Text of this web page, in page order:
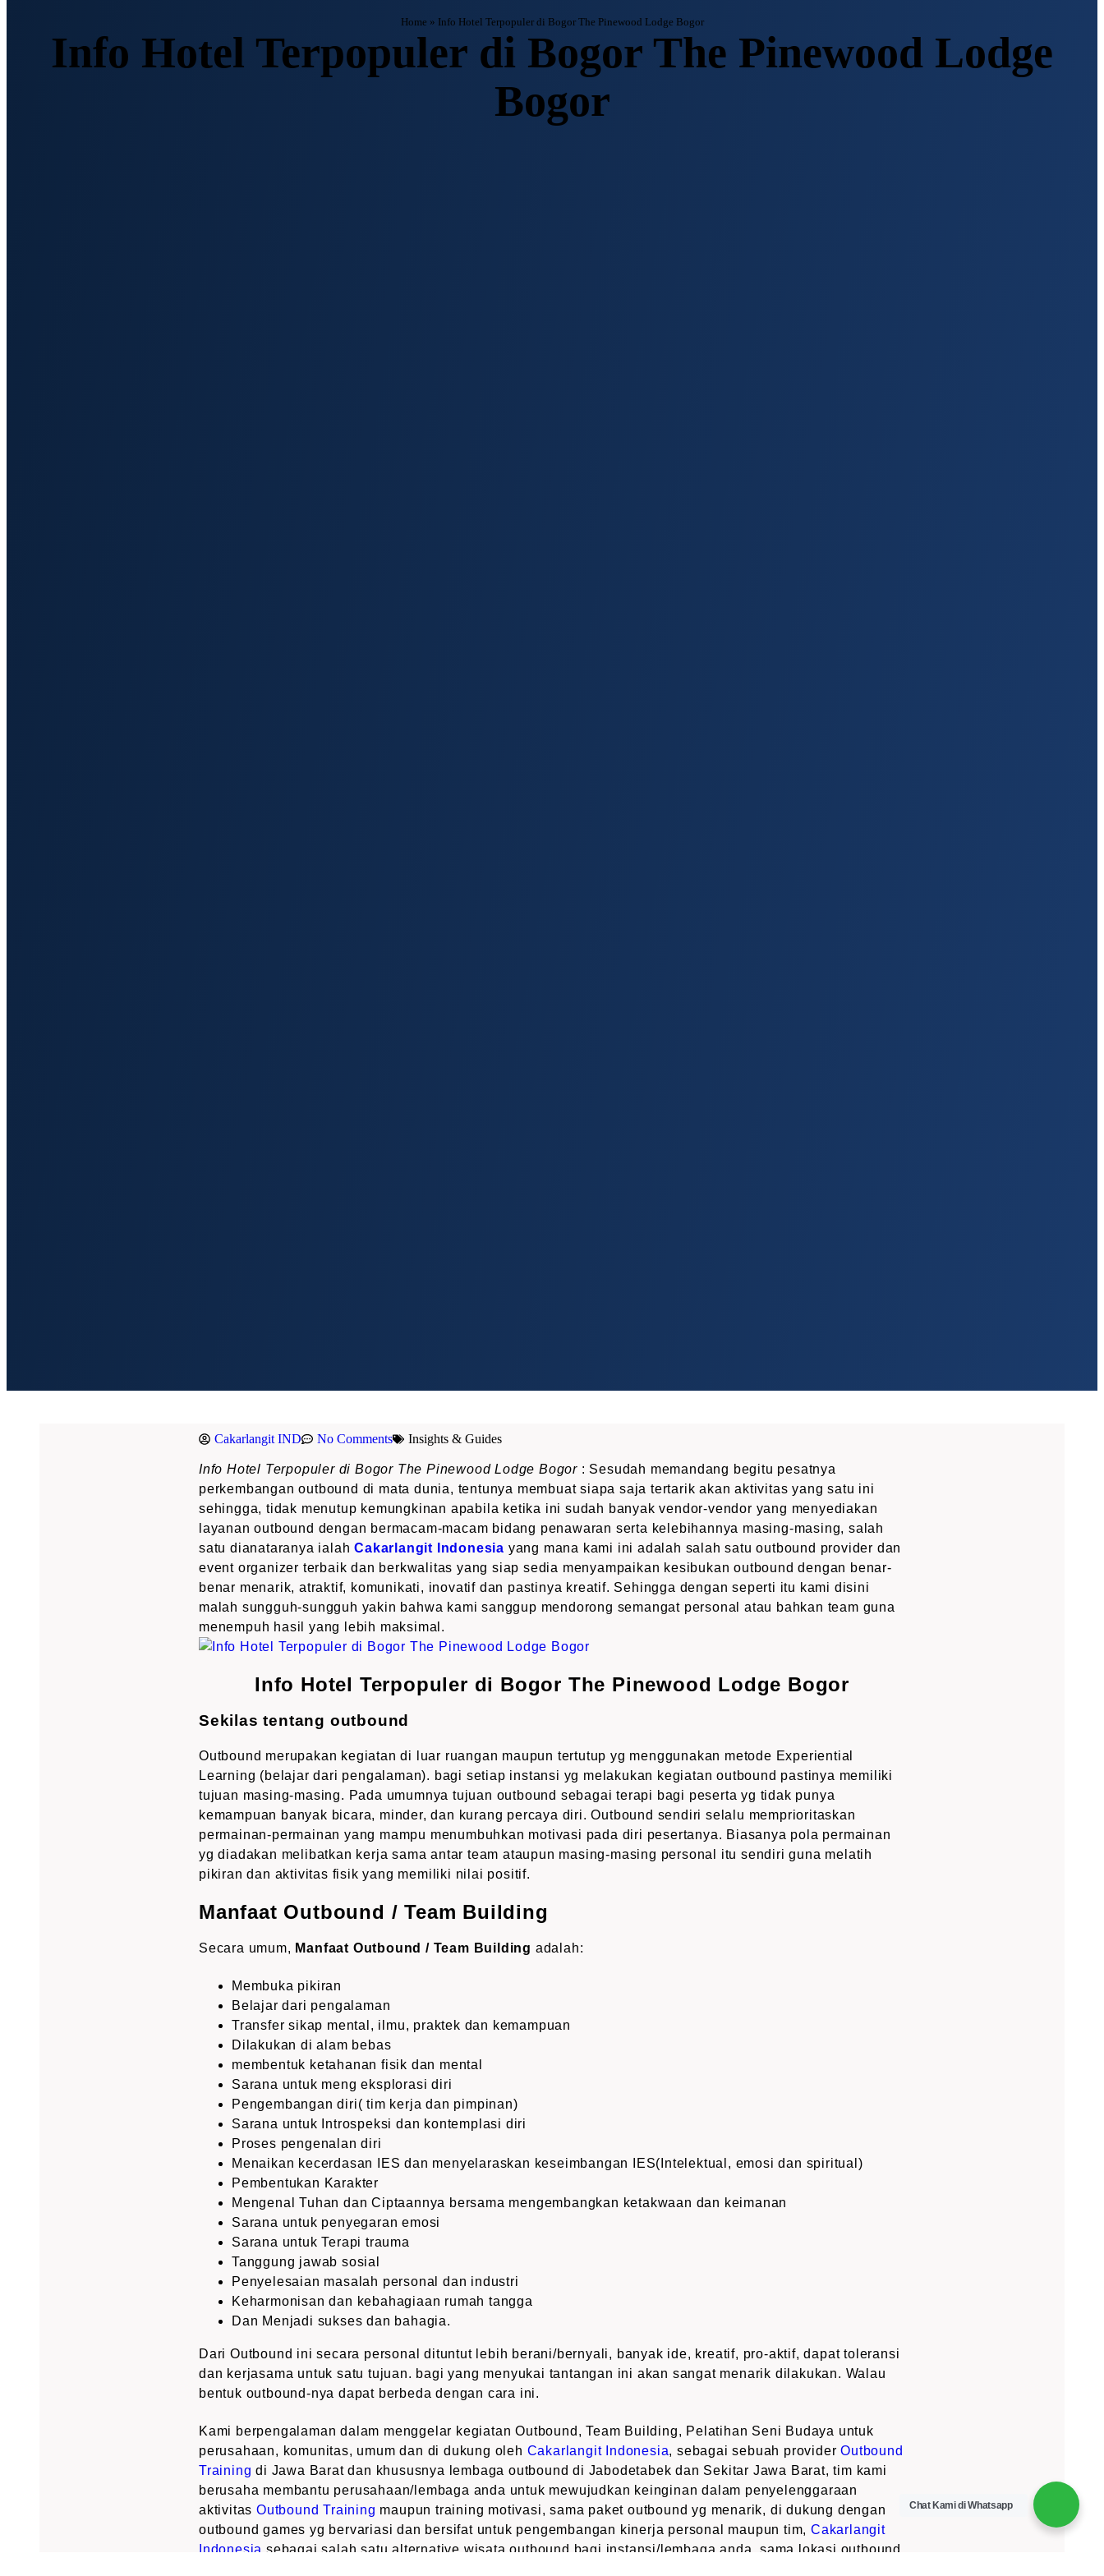
Home » Info Hotel Terpopuler di Bogor The Pinewood Lodge Bogor
Info Hotel Terpopuler di Bogor The Pinewood Lodge
Bogor
Cakarlangit IND No Comments Insights & Guides
Info Hotel Terpopuler di Bogor The Pinewood Lodge Bogor : Sesudah memandang begitu pesatnya
perkembangan outbound di mata dunia, tentunya membuat siapa saja tertarik akan aktivitas yang satu ini
sehingga, tidak menutup kemungkinan apabila ketika ini sudah banyak vendor-vendor yang menyediakan
layanan outbound dengan bermacam-macam bidang penawaran serta kelebihannya masing-masing, salah
satu dianataranya ialahCakarlangit Indonesia yang mana kami ini adalah salah satu outbound provider dan
event organizer terbaik dan berkwalitas yang siap sedia menyampaikan kesibukan outbound dengan benar-
benar menarik, atraktif, komunikati, inovatif dan pastinya kreatif. Sehingga dengan seperti itu kami disini
malah sungguh-sungguh yakin bahwa kami sanggup mendorong semangat personal atau bahkan team guna
menempuh hasil yang lebih maksimal.
Info Hotel Terpopuler di Bogor The Pinewood Lodge Bogor
Sekilas tentang outbound
Outbound merupakan kegiatan di luar ruangan maupun tertutup yg menggunakan metode Experiential
Learning (belajar dari pengalaman). bagi setiap instansi yg melakukan kegiatan outbound pastinya memiliki
tujuan masing-masing. Pada umumnya tujuan outbound sebagai terapi bagi peserta yg tidak punya
kemampuan banyak bicara, minder, dan kurang percaya diri. Outbound sendiri selalu memprioritaskan
permainan-permainan yang mampu menumbuhkan motivasi pada diri pesertanya. Biasanya pola permainan
yg diadakan melibatkan kerja sama antar team ataupun masing-masing personal itu sendiri guna melatih
pikiran dan aktivitas fisik yang memiliki nilai positif.
Manfaat Outbound / Team Building
Secara umum, Manfaat Outbound / Team Building adalah:
Membuka pikiran
Belajar dari pengalaman
Transfer sikap mental, ilmu, praktek dan kemampuan
Dilakukan di alam bebas
membentuk ketahanan fisik dan mental
Sarana untuk meng eksplorasi diri
Pengembangan diri( tim kerja dan pimpinan)
Sarana untuk Introspeksi dan kontemplasi diri
Proses pengenalan diri
Menaikan kecerdasan IES dan menyelaraskan keseimbangan IES(Intelektual, emosi dan spiritual)
Pembentukan Karakter
Mengenal Tuhan dan Ciptaannya bersama mengembangkan ketakwaan dan keimanan
Sarana untuk penyegaran emosi
Sarana untuk Terapi trauma
Tanggung jawab sosial
Penyelesaian masalah personal dan industri
Keharmonisan dan kebahagiaan rumah tangga
Dan Menjadi sukses dan bahagia.
Dari Outbound ini secara personal dituntut lebih berani/bernyali, banyak ide, kreatif, pro-aktif, dapat toleransi
dan kerjasama untuk satu tujuan. bagi yang menyukai tantangan ini akan sangat menarik dilakukan. Walau
bentuk outbound-nya dapat berbeda dengan cara ini.
Kami berpengalaman dalam menggelar kegiatan Outbound, Team Building, Pelatihan Seni Budaya untuk
perusahaan, komunitas, umum dan di dukung oleh Cakarlangit Indonesia, sebagai sebuah providerOutbound
Training di Jawa Barat dan khususnya lembaga outbound di Jabodetabek dan Sekitar Jawa Barat, tim kami
berusaha membantu perusahaan/lembaga anda untuk mewujudkan keinginan dalam penyelenggaraan
aktivitas Outbound Training maupun training motivasi, sama paket outbound yg menarik, di dukung dengan
outbound games yg bervariasi dan bersifat untuk pengembangan kinerja personal maupun tim, Cakarlangit
Indonesia sebagai salah satu alternative wisata outbound bagi instansi/lembaga anda, sama lokasi outbound
Chat Kami di Whatsapp